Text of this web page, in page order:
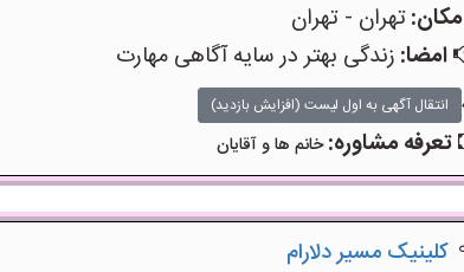
مکان:تهران - تهران
امضا: زندگی بهتر در سایه آگاهی مهارت
انتقال آگهی به اول لیست (افزایش بازدید)
تعرفه مشاوره:خانم ها و آقایان
کلینیک مسیر دلارام